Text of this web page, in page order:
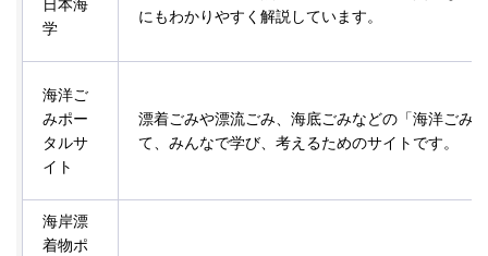
日本海
学
にもわかりやすく解説しています。
海洋ご
みポー
タルサ
イト
漂着ごみや漂流ごみ、海底ごみなどの「海洋ごみ
て、みんなで学び、考えるためのサイトです。
海岸漂
着物ポ